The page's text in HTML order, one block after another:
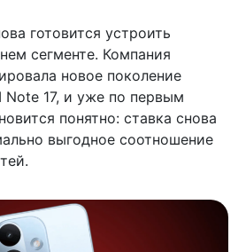
готовится устроить
сегменте. Компания
новое поколение
Note 17, и уже по первым
понятно: ставка снова
выгодное соотношение